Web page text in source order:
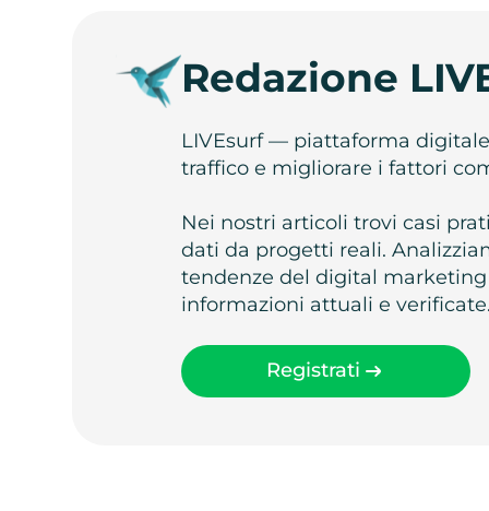
Redazione
LIVEsurf — piattaforma
traffico e migliorare i fattori
Nei nostri articoli trovi casi
dati da progetti reali.
tendenze del digital
informazioni attuali e
Registrati